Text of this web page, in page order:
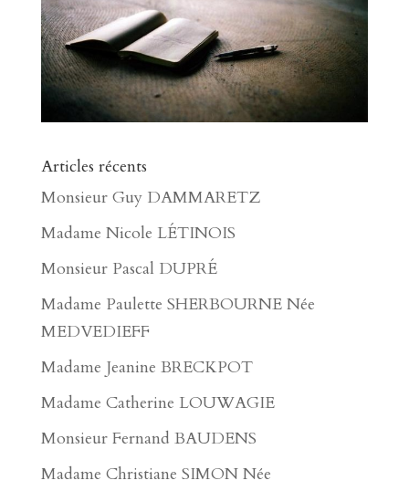
Articles récents
Monsieur Guy DAMMARETZ
Madame Nicole LÉTINOIS
Monsieur Pascal DUPRÉ
Madame Paulette SHERBOURNE Née
MEDVEDIEFF
Madame Jeanine BRECKPOT
Madame Catherine LOUWAGIE
Monsieur Fernand BAUDENS
Madame Christiane SIMON Née